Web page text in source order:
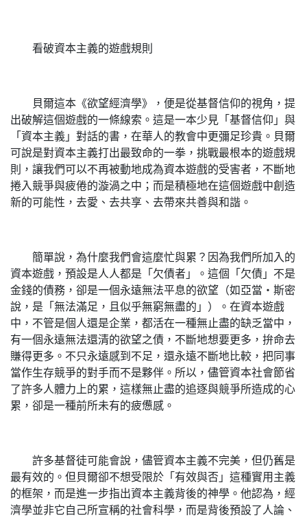
看破資本主義的遊戲規則
貝爾這本《欲望經濟學》，便是從基督信仰的視角，提
出破解這個遊戲的一條線索。這是一本少見「基督信仰」與
「資本主義」對話的書，在華人的教會中更彌足珍貴。貝爾
可說是對資本主義打出最致命的一拳，挑戰最根本的遊戲規
則，讓我們可以不再被動地成為資本遊戲的受害者，不斷地
捲入競爭與疲倦的漩渦之中；而是積極地在這個遊戲中創造
新的可能性，去愛、去共享、去帶來共善與和諧。
簡單說，為什麼我們會這麼忙與累？因為我們所加入的
資本遊戲，預設是人人都是「欠債者」。這個「欠債」不是
金錢的債務，卻是一個永遠無法平息的欲望（如亞當‧斯密
說，是「無法滿足，且似乎無窮無盡的」）。在資本遊戲
中，不管是個人還是企業，都活在一種無止盡的缺乏當中，
有一個永遠無法還清的欲望之債，不斷地想要更多，拚命去
賺得更多。不只永遠感到不足，還永遠不斷地比較，把同事
當作生存競爭的對手而不是夥伴。所以，儘管資本社會節省
了許多人體力上的累，這樣無止盡的追逐與競爭所造成的心
累，卻是一種前所未有的疲憊感。
許多基督徒可能會說，儘管資本主義不完美，但仍舊是
最有效的。但貝爾卻不想受限於「有效與否」這種實用主義
的框架，而是進一步指出資本主義背後的神學。他認為，經
濟學並非它自己所宣稱的社會科學，而是背後預設了人論、